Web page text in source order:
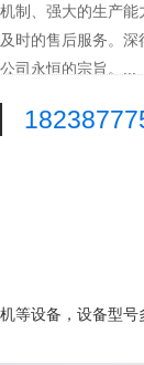
制、强大的生产
时的售后服务。
司永恒的宗旨。...
等设备，设备型号